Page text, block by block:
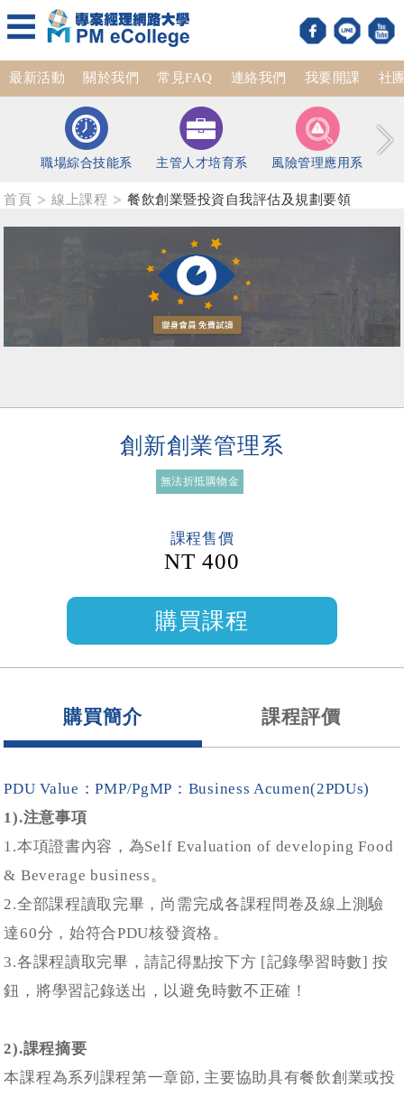
最新活動 關於我們 常見FAQ 連絡我們 我要開課 社
職場綜合技能系 主管人才培育系 風險管理應用系
首頁 線上課程 餐飲創業暨投資自我評估及規劃要領
創新創業管理系
無法折抵購物金
課程售價
NT 400
購買簡介 課程評價
PDU Value：PMP/PgMP：Business Acumen(2PDUs)
1).注意事項
1.本項證書內容，為Self Evaluation of developing Food
& Beverage business。
2.全部課程讀取完畢，尚需完成各課程問卷及線上測驗
達60分，始符合PDU核發資格。
3.各課程讀取完畢，請記得點按下方 [記錄學習時數] 按
鈕，將學習記錄送出，以避免時數不正確！
2).課程摘要
本課程為系列課程第一章節, 主要協助具有餐飲創業或投